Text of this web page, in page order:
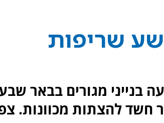
שריפות
בנייני מגורים בבאר